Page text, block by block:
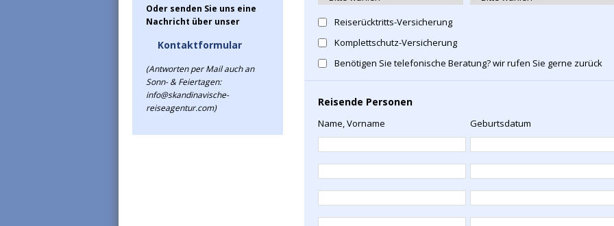
Oder senden Sie uns eine
Nachricht über unser
Kontaktformular
(Antworten per Mail auch an
Sonn- & Feiertagen:
info@skandinavische-
reiseagentur.com)
Reiserücktritts-Versicherung
Komplettschutz-Versicherung
Benötigen Sie telefonische Beratung? wir rufen Sie gerne zurück
Reisende Personen
Name, Vorname Geburtsdatum